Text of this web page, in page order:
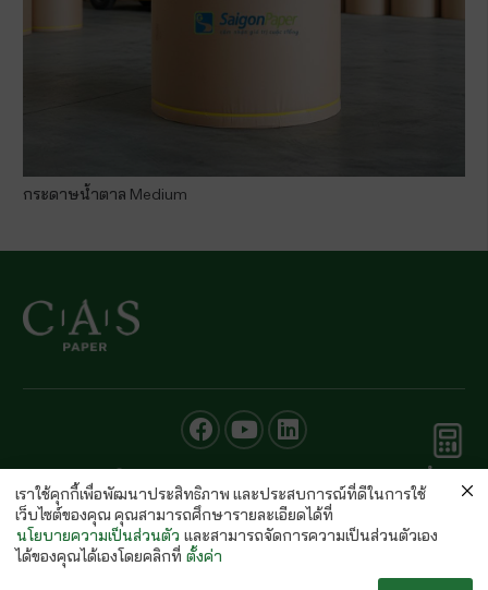
กระดาษน้ำตาล Medium
© CAS PAPER All rights Reserved
นโยบายคุ้มครองข้อมูลส่วนบุคคลของ (C.A.S. Privacy Policy)
พนักงานบริษัท
คำนวณ
กระดาษ
เราใช้คุกกี้เพื่อพัฒนาประสิทธิภาพ และประสบการณ์ที่ดีในการใช้
เว็บไซต์ของคุณ คุณสามารถศึกษารายละเอียดได้ที่
นโยบายความเป็นส่วนตัว และสามารถจัดการความเป็นส่วนตัวเอง
ได้ของคุณได้เองโดยคลิกที่ ตั้งค่า